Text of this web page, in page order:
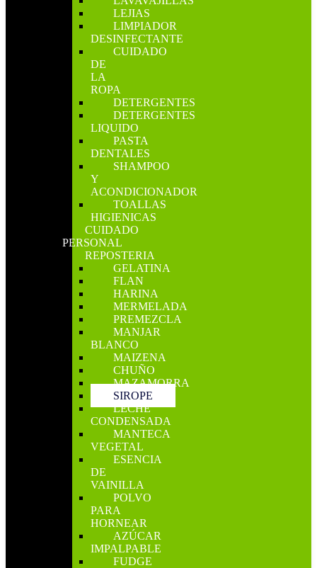
LEJIAS
LIMPIADOR
DESINFECTANTE
CUIDADO
DE
LA
ROPA
DETERGENTES
DETERGENTES
LIQUIDO
PASTA
DENTALES
SHAMPOO
Y
ACONDICIONADOR
TOALLAS
HIGIENICAS
CUIDADO
PERSONAL
REPOSTERIA
GELATINA
FLAN
HARINA
MERMELADA
PREMEZCLA
MANJAR
BLANCO
MAIZENA
CHUÑO
MAZAMORRA
SIROPE
LECHE
CONDENSADA
MANTECA
VEGETAL
ESENCIA
DE
VAINILLA
POLVO
PARA
HORNEAR
AZÚCAR
IMPALPABLE
FUDGE